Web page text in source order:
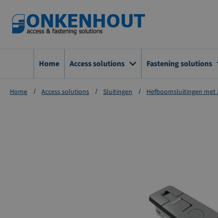
Home Access solutions Fastening solutions
Home Access solutions Sluitingen Hefboomsluitingen met